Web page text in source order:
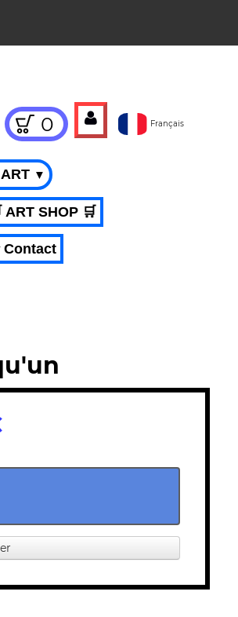
0 Français
▼
ART SHOP 🛒